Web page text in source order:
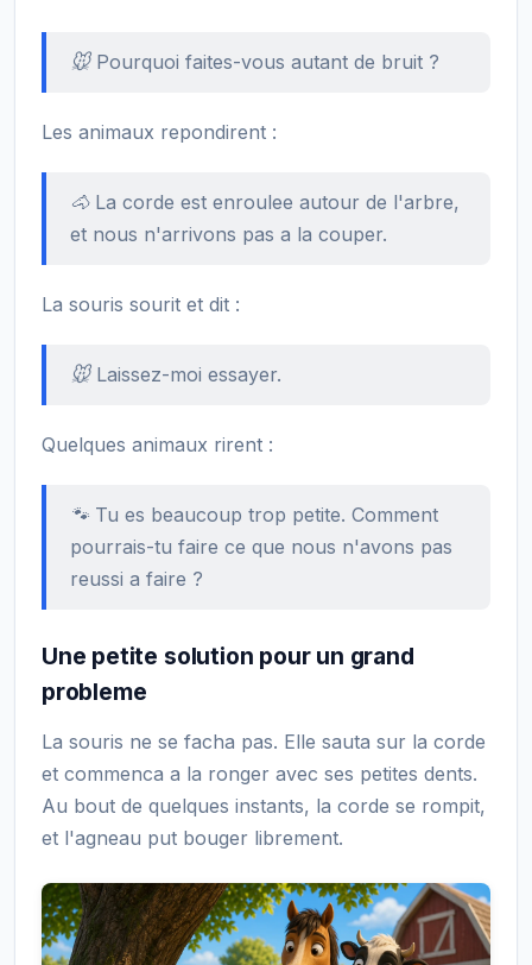
🐭 Pourquoi faites-vous autant de bruit ?
Les animaux repondirent :
🐴 La corde est enroulee autour de l'arbre,
et nous n'arrivons pas a la couper.
La souris sourit et dit :
🐭 Laissez-moi essayer.
Quelques animaux rirent :
🐾 Tu es beaucoup trop petite. Comment
pourrais-tu faire ce que nous n'avons pas
reussi a faire ?
Une petite solution pour un grand
probleme
La souris ne se facha pas. Elle sauta sur la corde
et commenca a la ronger avec ses petites dents.
Au bout de quelques instants, la corde se rompit,
et l'agneau put bouger librement.